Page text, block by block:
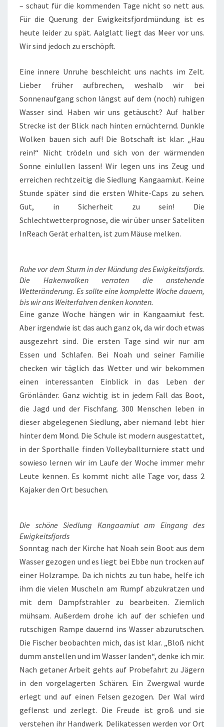
– schaut für die kommenden Tage nicht so nett aus.
Für die Querung der Ewigkeitsfjordmündung ist es
heute leider zu spät. Aalglatt liegt das Meer vor uns.
Wir sind jedoch zu erschöpft.
Eine innere Unruhe beschleicht uns nachts im Zelt.
Lieber früher aufbrechen, weshalb wir bei
Sonnenaufgang schon längst auf dem (noch) ruhigen
Wasser sind. Haben wir uns getäuscht? Auf halber
Strecke ist der Blick nach hinten ernüchternd. Dunkle
Wolken bauen sich auf! Die Botschaft ist klar: „Hau
rein!“ Nicht trödeln und sich von der wärmenden
Sonne einlullen lassen! Wir legen uns ins Zeug und
erreichen rechtzeitig die Siedlung Kangaamiut. Keine
Stunde später sind die ersten White-Caps zu sehen.
Gut, in Sicherheit zu sein! Die
Schlechtwetterprognose, die wir über unser Sateliten
InReach Gerät erhalten, ist zum Mäuse melken.
Ruhe vor dem Sturm in der Mündung des Ewigkeitsfjords.
Die Hakenwolken verraten die anstehende
Wetteränderung. Es sollte eine komplette Woche dauern,
bis wir ans Weiterfahren denken konnten.
Eine ganze Woche hängen wir in Kangaamiut fest.
Aber irgendwie ist das auch ganz ok, da wir doch etwas
ausgezehrt sind. Die ersten Tage sind wir nur am
Essen und Schlafen. Bei Noah und seiner Familie
checken wir täglich das Wetter und wir bekommen
einen interessanten Einblick in das Leben der
Grönländer. Ganz wichtig ist in jedem Fall das Boot,
die Jagd und der Fischfang. 300 Menschen leben in
dieser abgelegenen Siedlung, aber niemand lebt hier
hinter dem Mond. Die Schule ist modern ausgestattet,
in der Sporthalle finden Volleyballturniere statt und
sowieso lernen wir im Laufe der Woche immer mehr
Leute kennen. Es kommt nicht alle Tage vor, dass 2
Kajaker den Ort besuchen.
Die schöne Siedlung Kangaamiut am Eingang des
Ewigkeitsfjords
Sonntag nach der Kirche hat Noah sein Boot aus dem
Wasser gezogen und es liegt bei Ebbe nun trocken auf
einer Holzrampe. Da ich nichts zu tun habe, helfe ich
ihm die vielen Muscheln am Rumpf abzukratzen und
mit dem Dampfstrahler zu bearbeiten. Ziemlich
mühsam. Außerdem drohe ich auf der schiefen und
rutschigen Rampe dauernd ins Wasser abzurutschen.
Die Fischer beobachten mich, das ist klar. „Bloß nicht
dumm anstellen und im Wasser landen“, denke ich mir.
Nach getaner Arbeit gehts auf Probefahrt zu Jägern
in den vorgelagerten Schären. Ein Zwergwal wurde
erlegt und auf einen Felsen gezogen. Der Wal wird
geflenst und zerlegt. Die Freude ist groß und sie
verstehen ihr Handwerk. Delikatessen werden vor Ort